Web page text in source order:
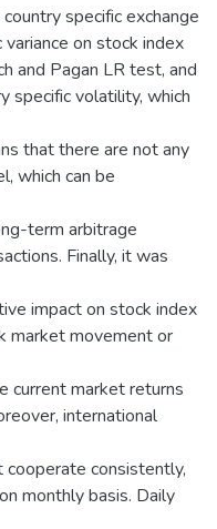
specific exchange
on stock index
and Pagan LR test, and
specific volatility, which
that there are not any
which can be
term arbitrage
Finally, it was
impact on stock index
market movement or
current market returns
international
consistently,
monthly basis. Daily